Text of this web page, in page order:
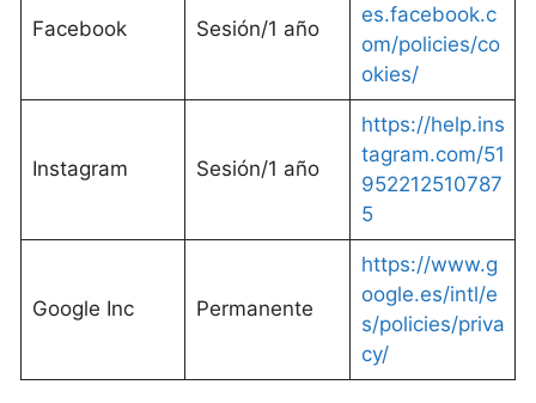
Facebook Sesión/1 año
es.facebook.c
om/policies/co
okies/
Instagram Sesión/1 año
https://help.ins
tagram.com/51
952212510787
5
Google Inc Permanente
https://www.g
oogle.es/intl/e
s/policies/priva
cy/